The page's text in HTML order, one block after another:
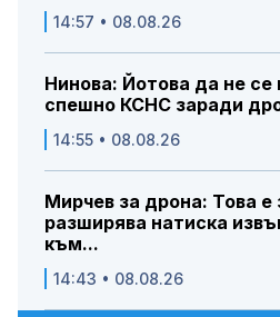
14:57 • 08.08.26
Нинова: Йотова да не се
спешно КСНС заради
14:55 • 08.08.26
Мирчев за дрона: Това е
разширява натиска
към...
14:43 • 08.08.26